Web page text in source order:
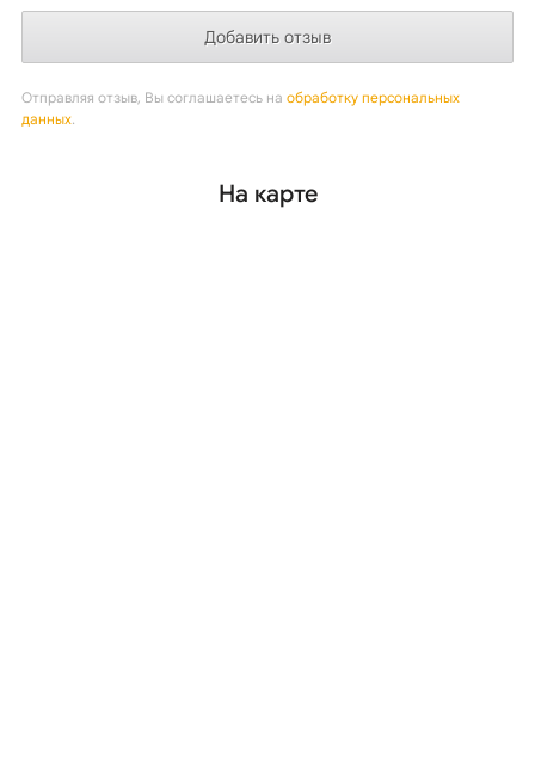
Отправляя отзыв, Вы соглашаетесь на обработку персональных
данных.
На карте